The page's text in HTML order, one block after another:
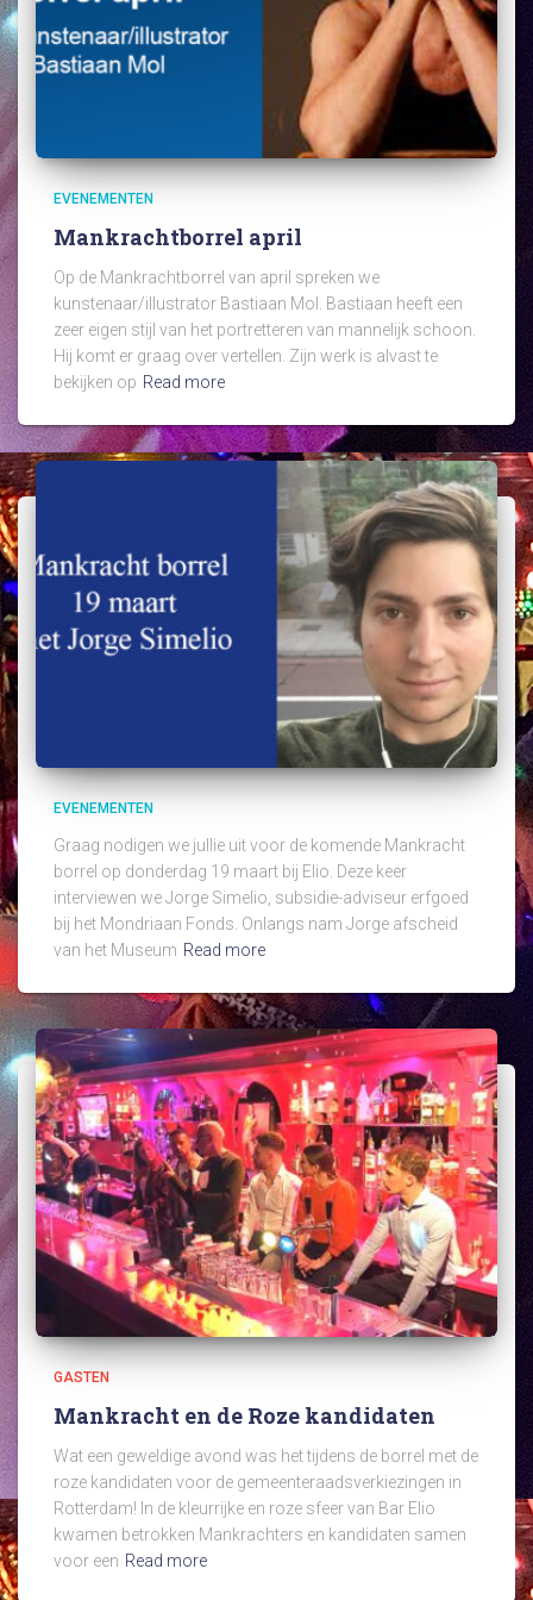
EVENEMENTEN
Mankrachtborrel april
Op de Mankrachtborrel van april spreken we
kunstenaar/illustrator Bastiaan Mol. Bastiaan heeft een
zeer eigen stijl van het portretteren van mannelijk schoon.
Hij komt er graag over vertellen. Zijn werk is alvast te
bekijken op Read more
EVENEMENTEN
Graag nodigen we jullie uit voor de komende Mankracht
borrel op donderdag 19 maart bij Elio. Deze keer
interviewen we Jorge Simelio, subsidie-adviseur erfgoed
bij het Mondriaan Fonds. Onlangs nam Jorge afscheid
van het Museum Read more
GASTEN
Mankracht en de Roze kandidaten
Wat een geweldige avond was het tijdens de borrel met de
roze kandidaten voor de gemeenteraadsverkiezingen in
Rotterdam! In de kleurrijke en roze sfeer van Bar Elio
kwamen betrokken Mankrachters en kandidaten samen
voor een Read more